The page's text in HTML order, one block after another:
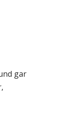
gar